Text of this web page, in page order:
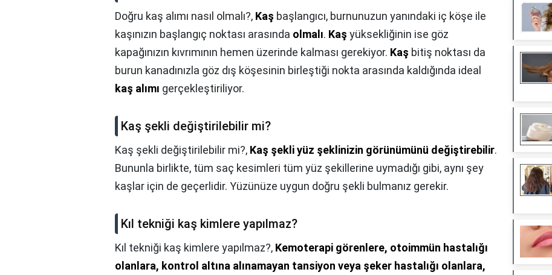
Doğru kaş alımı nasıl olmalı?, Kaş başlangıcı, burnunuzun yanındaki iç köşe ile
kaşınızın başlangıç noktası arasında olmalı. Kaş yüksekliğinin ise göz
kapağınızın kıvrımının hemen üzerinde kalması gerekiyor. Kaş bitiş noktası da
burun kanadınızla göz dış köşesinin birleştiği nokta arasında kaldığında ideal
kaş alımı gerçekleştiriliyor.
Kaş şekli değiştirilebilir mi?
Kaş şekli değiştirilebilir mi?, Kaş şekli yüz şeklinizin görünümünü değiştirebilir.
Bununla birlikte, tüm saç kesimleri tüm yüz şekillerine uymadığı gibi, aynı şey
kaşlar için de geçerlidir. Yüzünüze uygun doğru şekli bulmanız gerekir.
Kıl tekniği kaş kimlere yapılmaz?
Kıl tekniği kaş kimlere yapılmaz?, Kemoterapi görenlere, otoimmün hastalığı
olanlara, kontrol altına alınamayan tansiyon veya şeker hastalığı olanlara,